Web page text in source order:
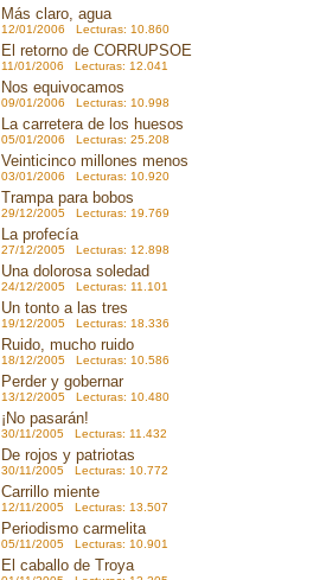
Más claro, agua
12/01/2006 Lecturas: 10.860
El retorno de CORRUPSOE
11/01/2006 Lecturas: 12.041
Nos equivocamos
09/01/2006 Lecturas: 10.998
La carretera de los huesos
05/01/2006 Lecturas: 25.208
Veinticinco millones menos
03/01/2006 Lecturas: 10.920
Trampa para bobos
29/12/2005 Lecturas: 19.769
La profecía
27/12/2005 Lecturas: 12.898
Una dolorosa soledad
24/12/2005 Lecturas: 11.101
Un tonto a las tres
19/12/2005 Lecturas: 18.336
Ruido, mucho ruido
18/12/2005 Lecturas: 10.586
Perder y gobernar
13/12/2005 Lecturas: 10.480
¡No pasarán!
30/11/2005 Lecturas: 11.432
De rojos y patriotas
30/11/2005 Lecturas: 10.772
Carrillo miente
12/11/2005 Lecturas: 13.507
Periodismo carmelita
05/11/2005 Lecturas: 10.901
El caballo de Troya